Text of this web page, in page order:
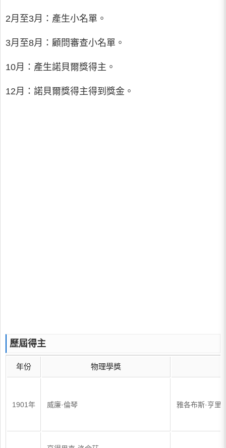
2月至3月：產生小名單。
3月至8月：顧問審查小名單。
10月：產生諾貝爾獎得主。
12月：諾貝爾獎得主得到獎金。
歷屆得主
年份 物理學獎
1901年 威廉·倫琴 雅各布斯·亨里